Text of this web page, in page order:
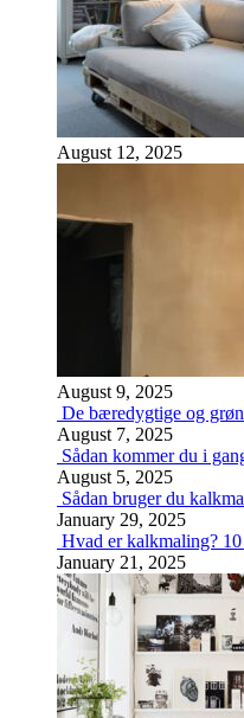
August 12, 2025
August 9, 2025
De bæredygtige og
August 7, 2025
Sådan kommer du i
August 5, 2025
Sådan bruger du
January 29, 2025
Hvad er kalkmaling?
January 21, 2025